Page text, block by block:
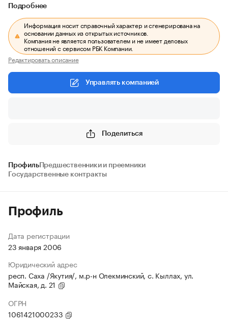
Подробнее
Информация носит справочный характер и сгенерирована на
основании данных из открытых источников.
Компания не является пользователем и не имеет деловых
отношений с сервисом РБК Компании.
Редактировать описание
Управлять компанией
Поделиться
ПрофильПредшественники и преемники
Государственные контракты
Профиль
Дата регистрации
23 января 2006
Юридический адрес
респ. Саха /Якутия/, м.р-н Олекминский, с. Кыллах, ул.
Майская, д. 21
ОГРН
1061421000233